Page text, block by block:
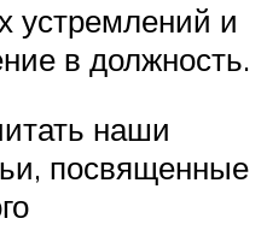
устремлений и
в должность.
наши
посвященные